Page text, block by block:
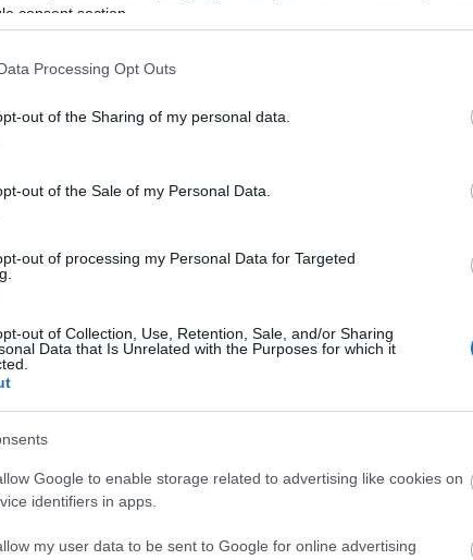
consent section.
Processing Opt Outs
out of the Sharing of my personal data.
out of the Sale of my Personal Data.
out of processing my Personal Data for Targeted
out of Collection, Use, Retention, Sale, and/or Sharing
Data that Is Unrelated with the Purposes for which it
Google to enable storage related to advertising like cookies on
identifiers in apps.
my user data to be sent to Google for online advertising
-
-